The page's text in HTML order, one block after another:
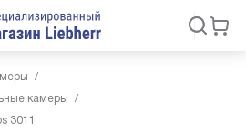
камеры
3011